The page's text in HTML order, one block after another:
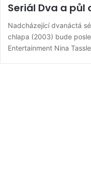
Seriál Dva a půl
Nadcházející dvanáctá
chlapa (2003) bude
Entertainment Nina